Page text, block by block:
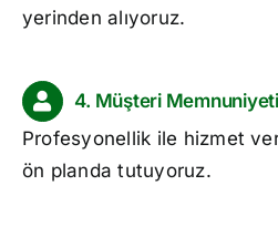
yerinden alıyoruz.
4. Müşteri Memnuniyeti
Profesyonellik ile hizmet
ön planda tutuyoruz.